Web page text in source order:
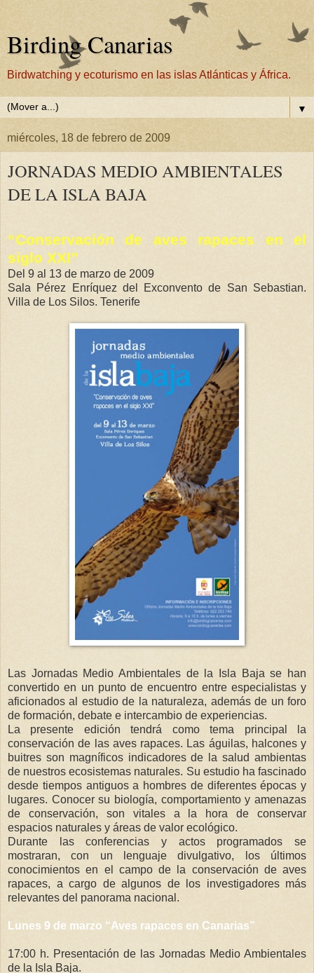
Birding Canarias
Birdwatching y ecoturismo en las islas Atlánticas y África.
▼
miércoles, 18 de febrero de 2009
JORNADAS MEDIO AMBIENTALES
DE LA ISLA BAJA
“Conservación de aves rapaces en el
siglo XXI”
Del 9 al 13 de marzo de 2009
Sala Pérez Enríquez del Exconvento de San Sebastian.
Villa de Los Silos. Tenerife
Las Jornadas Medio Ambientales de la Isla Baja se han
convertido en un punto de encuentro entre especialistas y
aficionados al estudio de la naturaleza, además de un foro
de formación, debate e intercambio de experiencias.
La presente edición tendrá como tema principal la
conservación de las aves rapaces. Las águilas, halcones y
buitres son magníficos indicadores de la salud ambientas
de nuestros ecosistemas naturales. Su estudio ha fascinado
desde tiempos antiguos a hombres de diferentes épocas y
lugares. Conocer su biología, comportamiento y amenazas
de conservación, son vitales a la hora de conservar
espacios naturales y áreas de valor ecológico.
Durante las conferencias y actos programados se
mostraran, con un lenguaje divulgativo, los últimos
conocimientos en el campo de la conservación de aves
rapaces, a cargo de algunos de los investigadores más
relevantes del panorama nacional.
Lunes 9 de marzo “Aves rapaces en Canarias”
17:00 h. Presentación de las Jornadas Medio Ambientales
de la Isla Baja.